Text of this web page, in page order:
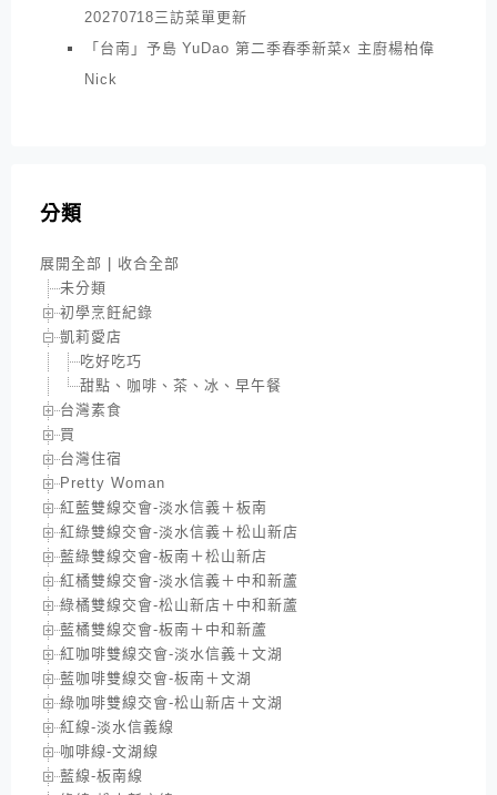
20270718三訪菜單更新
「台南」予島 YuDao 第二季春季新菜x 主廚楊柏偉
Nick
分類
展開全部
收合全部
未分類
初學烹飪紀錄
凱莉愛店
吃好吃巧
甜點、咖啡、茶、冰、早午餐
台灣素食
買
台灣住宿
Pretty Woman
紅藍雙線交會-淡水信義＋板南
紅綠雙線交會-淡水信義＋松山新店
藍綠雙線交會-板南＋松山新店
紅橘雙線交會-淡水信義＋中和新蘆
綠橘雙線交會-松山新店＋中和新蘆
藍橘雙線交會-板南＋中和新蘆
紅咖啡雙線交會-淡水信義＋文湖
藍咖啡雙線交會-板南＋文湖
綠咖啡雙線交會-松山新店＋文湖
紅線-淡水信義線
咖啡線-文湖線
藍線-板南線